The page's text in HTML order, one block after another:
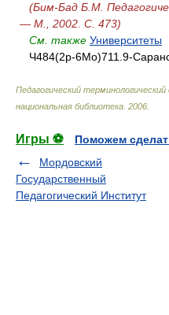
(Бим-Бад Б.М.
— М., 2002. С. 473)
См. также Университеты
Ч484(2р-6Мо)711.9-
Педагогический
национальная библиотека 2006
Игры ⚽
Поможем
Мордовский
Государственный
Педагогический Институт